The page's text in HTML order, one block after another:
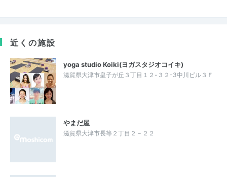
近くの施設
yoga studio Koiki(ヨガスタジオコイキ)
滋賀県大津市皇子が丘３丁目１２-３２-3中川ビル３Ｆ
やまだ屋
滋賀県大津市長等２丁目２－２２